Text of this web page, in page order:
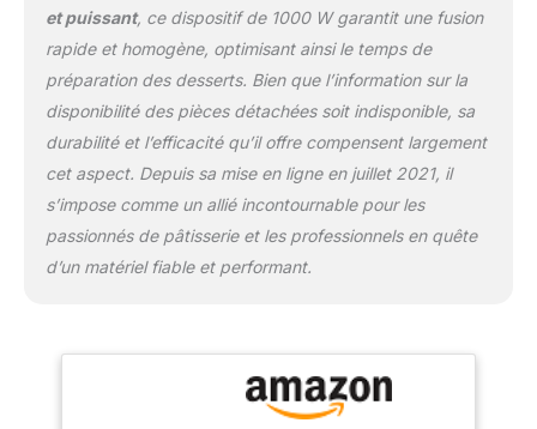
et puissant, ce dispositif de 1000 W garantit une fusion
rapide et homogène, optimisant ainsi le temps de
préparation des desserts. Bien que l’information sur la
disponibilité des pièces détachées soit indisponible, sa
durabilité et l’efficacité qu’il offre compensent largement
cet aspect. Depuis sa mise en ligne en juillet 2021, il
s’impose comme un allié incontournable pour les
passionnés de pâtisserie et les professionnels en quête
d’un matériel fiable et performant.